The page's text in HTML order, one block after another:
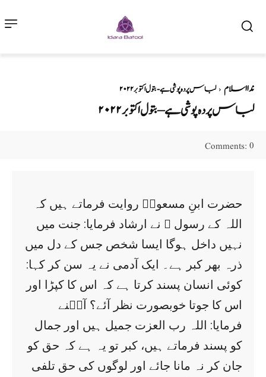
ندااسلام لباس پردہ پوشی ہے - بتول اکتوبر۲۰۲۲
لباس پردہ پوشی ہے – بتول اکتوبر۲۰۲۲
Comments: 0
حضرت ابنِ مسعودؓ روایت فرماتے ہیں کہ
اللہ کے رسول ﷺ نے ارشاد فرمایا: جنت میں
نہیں داخل ہوگا ایسا شخص جس کے دل میں
ذرہ بھر کبر ہے۔ ایک آدمی نے یہ سن کر کہا:
کوئی انسان پسند کرتا ہے کہ اس کا کپڑا اور
اس کا جوتا خوبصورت نظر آئے؟ آپؐنے
فرمایا: اللہ رب العزت جمیل ہیں اور جمال
کو پسند فرماتے ہیں، کبر تو یہ ہے کہ حق کو
جان کر نہ مانا جائے اور لوگوں کی حق تلفی